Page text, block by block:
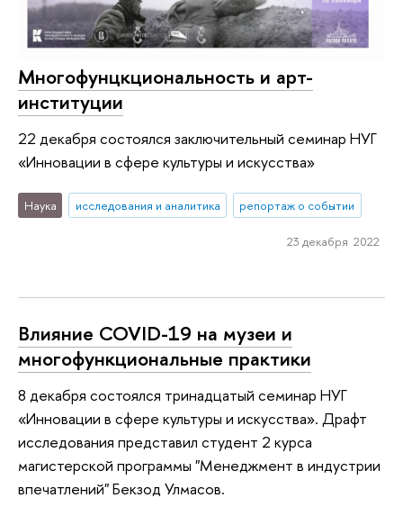
Многофунцкциональность и арт-
институции
22 декабря состоялся заключительный семинар НУГ
«Инновации в сфере культуры и искусства»
Наука исследования и аналитика репортаж о событии
23 декабря 2022
Влияние COVID-19 на музеи и
многофункциональные практики
8 декабря состоялся тринадцатый семинар НУГ
«Инновации в сфере культуры и искусства». Драфт
исследования представил студент 2 курса
магистерской программы "Менеджмент в индустрии
впечатлений" Бекзод Улмасов.